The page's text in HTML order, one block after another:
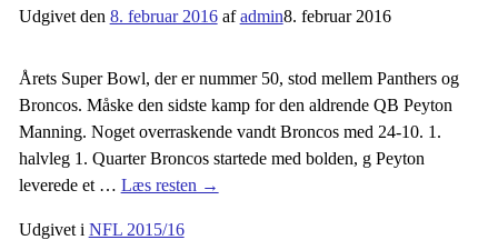
Udgivet den 8. februar 2016 afadmin8. februar 2016
Årets Super Bowl, der er nummer 50, stod mellem Panthers og
Broncos. Måske den sidste kamp for den aldrende QB Peyton
Manning. Noget overraskende vandt Broncos med 24-10. 1.
halvleg 1. Quarter Broncos startede med bolden, g Peyton
leverede et … Læs resten →
Udgivet i NFL 2015/16